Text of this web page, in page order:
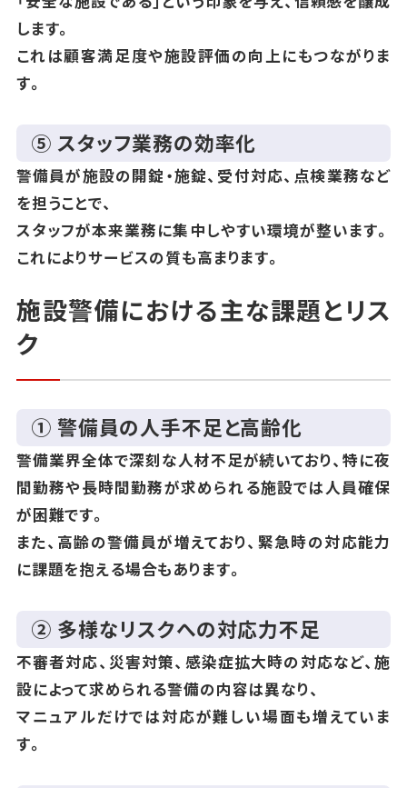
します。
これは顧客満足度や施設評価の向上にもつながりま
す。
⑤ スタッフ業務の効率化
警備員が施設の開錠・施錠、受付対応、点検業務など
を担うことで、
スタッフが本来業務に集中しやすい環境が整います。
これによりサービスの質も高まります。
施設警備における主な課題とリス
ク
① 警備員の人手不足と高齢化
警備業界全体で深刻な人材不足が続いており、特に夜
間勤務や長時間勤務が求められる施設では人員確保
が困難です。
また、高齢の警備員が増えており、緊急時の対応能力
に課題を抱える場合もあります。
② 多様なリスクへの対応力不足
不審者対応、災害対策、感染症拡大時の対応など、施
設によって求められる警備の内容は異なり、
マニュアルだけでは対応が難しい場面も増えていま
す。